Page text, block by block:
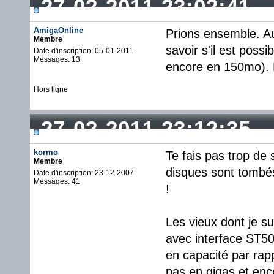
27-02-2011 23:02:41
AmigaOnline
Membre
Date d'inscription: 05-01-2011
Messages: 13
Prions ensemble.
savoir s'il est
encore en 150mo).
Hors ligne
27-02-2011 23:12:35
kormo
Membre
Date d'inscription: 23-12-2007
Messages: 41
Te fais pas trop de
disques sont
!
Les vieux dont je
avec interface
en capacité par